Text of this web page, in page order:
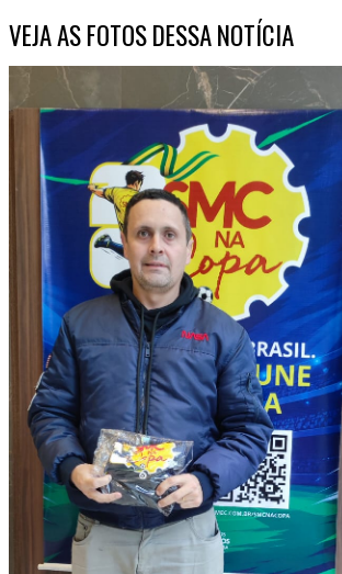
VEJA AS FOTOS DESSA NOTÍCIA